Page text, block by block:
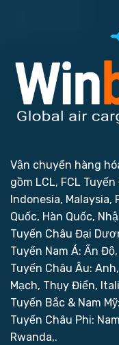
Vận chuyển hàng
gồm LCL, FCL Tuyến
Indonesia, Malaysia,
Quốc, Hàn Quốc,
Tuyến Châu Đại
Tuyến Nam Á: Ấn
Tuyến Châu Âu:
Mạch, Thụy Điển,
Tuyến Bắc & Nam
Tuyến Châu Phi:
Rwanda,.